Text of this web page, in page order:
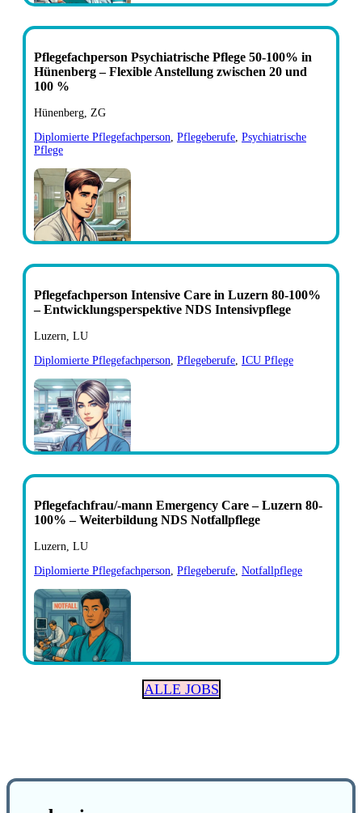
Pflegefachperson Psychiatrische Pflege 50-100% in
Hünenberg – Flexible Anstellung zwischen 20 und
100 %
Hünenberg, ZG
Diplomierte Pflegefachperson Pflegeberufe Psychiatrische
Pflege
Pflegefachperson Intensive Care in Luzern 80-100%
– Entwicklungsperspektive NDS Intensivpflege
Luzern, LU
Diplomierte Pflegefachperson Pflegeberufe ICU Pflege
Pflegefachfrau/-mann Emergency Care – Luzern 80-
100% – Weiterbildung NDS Notfallpflege
Luzern, LU
Diplomierte Pflegefachperson Pflegeberufe Notfallpflege
ALLE JOBS